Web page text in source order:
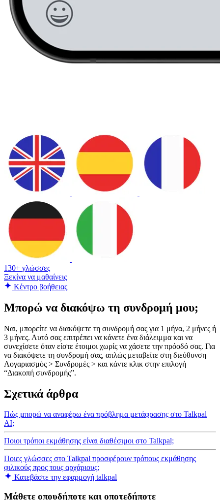
130+ γλώσσες
Ξεκίνα να μαθαίνεις
Κέντρο βοήθειας
Μπορώ να διακόψω τη συνδρομή μου;
Ναι, μπορείτε να διακόψετε τη συνδρομή σας για 1 μήνα, 2 μήνες ή
3 μήνες. Αυτό σας επιτρέπει να κάνετε ένα διάλειμμα και να
συνεχίσετε όταν είστε έτοιμοι χωρίς να χάσετε την πρόοδό σας. Για
να διακόψετε τη συνδρομή σας, απλώς μεταβείτε στη διεύθυνση
Λογαριασμός > Συνδρομές > και κάντε κλικ στην επιλογή
“Διακοπή συνδρομής”.
Σχετικά άρθρα
Πώς μπορώ να αναφέρω ένα πρόβλημα μετάφρασης στο Talkpal
AI;
Ποιοι τρόποι εκμάθησης είναι διαθέσιμοι στο Talkpal;
Ποιες γλώσσες στο Talkpal προσφέρουν τρόπους εκμάθησης
φιλικούς προς τους αρχάριους;
Κατεβάστε την εφαρμογή talkpal
Μάθετε οπουδήποτε και οποτεδήποτε